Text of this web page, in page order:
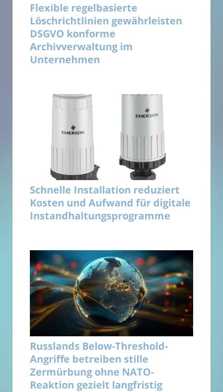
Flexible regelbasierte
Löschrichtlinien gewährleisten
DSGVO konforme
Archivverwaltung im
Unternehmen
Schnelle Installation reduziert
Kosten und Aufwand für digitale
Instandhaltungsprogramme
Russlands Below-Threshold-
Angriffe betreiben stille
Zermürbung ohne NATO-
Reaktion gezielt langfristig